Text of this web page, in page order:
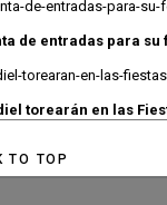
de entradas para
torearán en las
TO TOP